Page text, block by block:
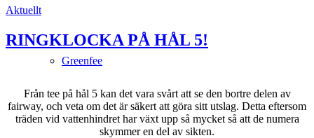
Greenfee
Aktuellt
RINGKLOCKA PÅ HÅL 5!
Från tee på hål 5 kan det vara svårt att se den bortre delen av
fairway, och veta om det är säkert att göra sitt utslag. Detta eftersom
träden vid vattenhindret har växt upp så mycket så att de numera
skymmer en del av sikten.